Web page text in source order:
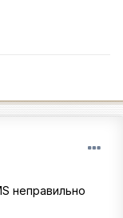
неправильно